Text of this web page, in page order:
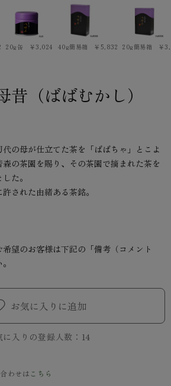
20g缶 ￥3,024 40g簡易箱 ￥5,832 20g簡易箱 ￥
（ばばむかし）
の母が仕立てた茶を「ばばちゃ」とこよ
の茶園を賜り、その茶園で摘まれた茶を
た。
された由緒ある茶銘。
望のお客様は下記の「備考（コメント
お気に入りに追加
に入りの登録人数： 14
わせは こちら